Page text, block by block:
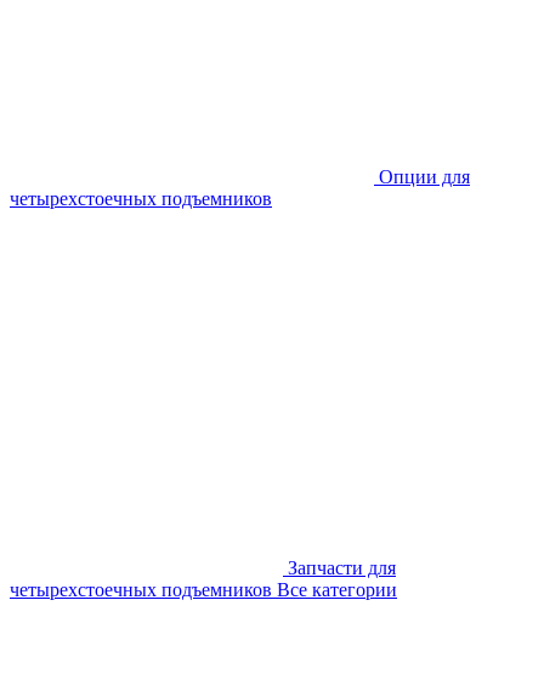
Опции для
четырехстоечных подъемников
Запчасти для
четырехстоечных подъемников Все категории